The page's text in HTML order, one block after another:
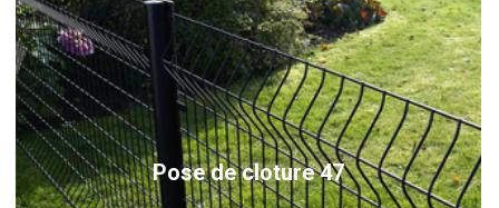
Pose de cloture 47